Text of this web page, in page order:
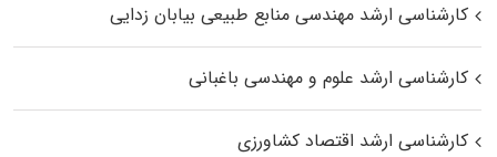
کارشناسی ارشد مهندسی منابع طبیعی بیابان زدایی
کارشناسی ارشد علوم و مهندسی باغبانی
کارشناسی ارشد اقتصاد کشاورزی